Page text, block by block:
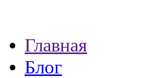
Главная
Блог